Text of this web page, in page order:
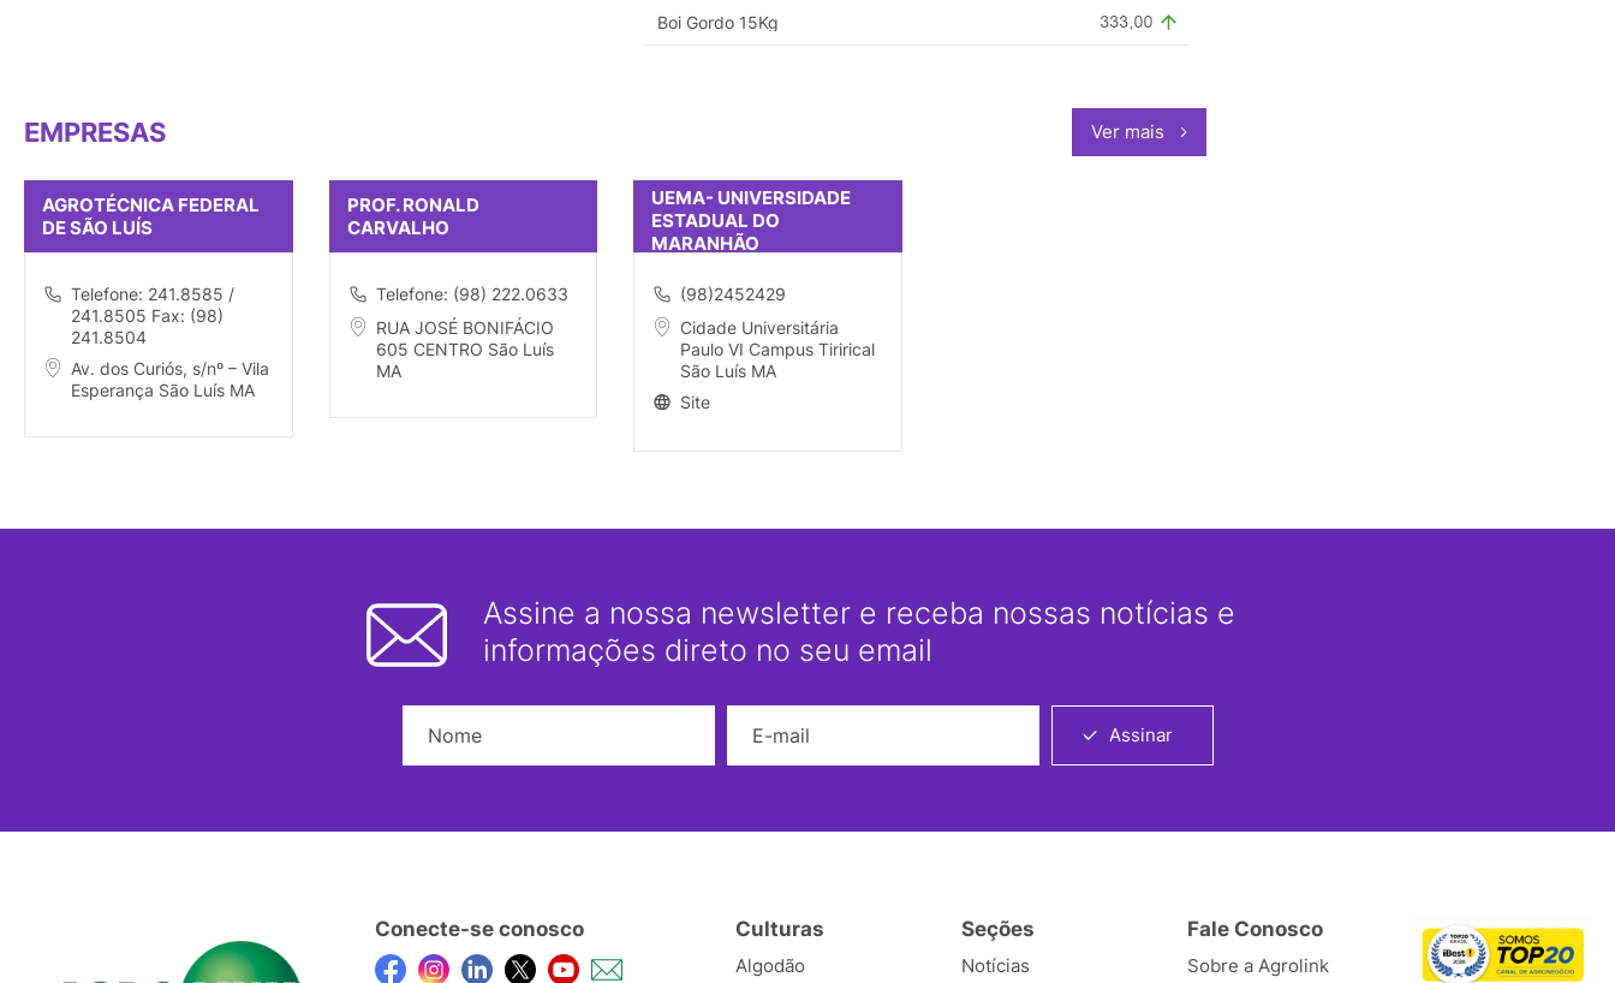
Boi Gordo 15Kg
EMPRESAS Ver mais
AGROTÉCNICA FEDERAL
DE SÃO LUÍS
Telefone: 241.8585 /
241.8505 Fax: (98)
241.8504
Av. dos Curiós, s/nº – Vila
Esperança São Luís MA
PROF. RONALD
CARVALHO
Telefone: (98) 222.0633
RUA JOSÉ BONIFÁCIO
605 CENTRO São Luís
MA
UEMA- UNIVERSIDADE
ESTADUAL DO
MARANHÃO
(98)2452429
Cidade Universitária
Paulo VI Campus Tirirical
São Luís MA
Site
Assine a nossa newsletter e receba nossas notícias e
informações direto no seu email
Assinar
Conecte-se conosco Culturas
Algodão
Seções
Notícias
Fale Conosco
Sobre a Agrolink